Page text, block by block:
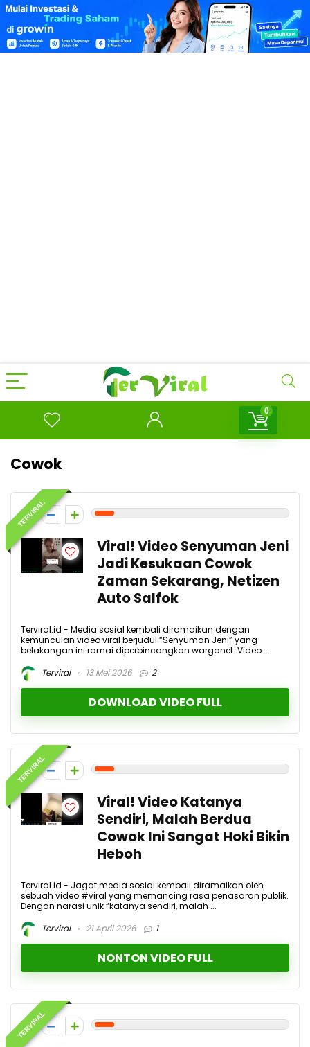
0
Cowok
TERVIRAL
1
Viral! Video Senyuman Jeni
Jadi Kesukaan Cowok
Zaman Sekarang, Netizen
Auto Salfok
Terviral.id - Media sosial kembali diramaikan dengan
kemunculan video viral berjudul “Senyuman Jeni” yang
belakangan ini ramai diperbincangkan warganet. Video ...
Terviral
13 Mei 2026 2
DOWNLOAD VIDEO FULL
TERVIRAL
1
Viral! Video Katanya
Sendiri, Malah Berdua
Cowok Ini Sangat Hoki Bikin
Heboh
Terviral.id - Jagat media sosial kembali diramaikan oleh
sebuah video #viral yang memancing rasa penasaran publik.
Dengan narasi unik “katanya sendiri, malah ...
Terviral
21 April 2026 1
NONTON VIDEO FULL
TERVIRAL
1